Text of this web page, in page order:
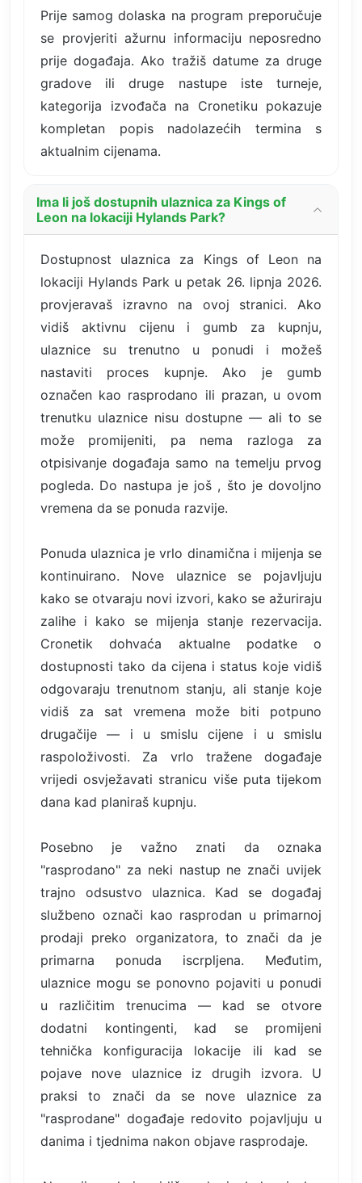
Prije samog dolaska na program preporučuje
se provjeriti ažurnu informaciju neposredno
prije događaja. Ako tražiš datume za druge
gradove ili druge nastupe iste turneje,
kategorija izvođača na Cronetiku pokazuje
kompletan popis nadolazećih termina s
aktualnim cijenama.
Ima li još dostupnih ulaznica za Kings of
Leon na lokaciji Hylands Park?
Dostupnost ulaznica za Kings of Leon na
lokaciji Hylands Park u petak 26. lipnja 2026.
provjeravaš izravno na ovoj stranici. Ako
vidiš aktivnu cijenu i gumb za kupnju,
ulaznice su trenutno u ponudi i možeš
nastaviti proces kupnje. Ako je gumb
označen kao rasprodano ili prazan, u ovom
trenutku ulaznice nisu dostupne — ali to se
može promijeniti, pa nema razloga za
otpisivanje događaja samo na temelju prvog
pogleda. Do nastupa je još , što je dovoljno
vremena da se ponuda razvije.
Ponuda ulaznica je vrlo dinamična i mijenja se
kontinuirano. Nove ulaznice se pojavljuju
kako se otvaraju novi izvori, kako se ažuriraju
zalihe i kako se mijenja stanje rezervacija.
Cronetik dohvaća aktualne podatke o
dostupnosti tako da cijena i status koje vidiš
odgovaraju trenutnom stanju, ali stanje koje
vidiš za sat vremena može biti potpuno
drugačije — i u smislu cijene i u smislu
raspoloživosti. Za vrlo tražene događaje
vrijedi osvježavati stranicu više puta tijekom
dana kad planiraš kupnju.
Posebno je važno znati da oznaka
"rasprodano" za neki nastup ne znači uvijek
trajno odsustvo ulaznica. Kad se događaj
službeno označi kao rasprodan u primarnoj
prodaji preko organizatora, to znači da je
primarna ponuda iscrpljena. Međutim,
ulaznice mogu se ponovno pojaviti u ponudi
u različitim trenucima — kad se otvore
dodatni kontingenti, kad se promijeni
tehnička konfiguracija lokacije ili kad se
pojave nove ulaznice iz drugih izvora. U
praksi to znači da se nove ulaznice za
"rasprodane" događaje redovito pojavljuju u
danima i tjednima nakon objave rasprodaje.